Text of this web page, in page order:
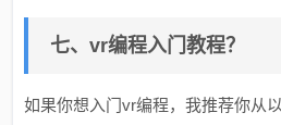
七、vr编程入门教程？
如果你想入门vr编程，我推荐你从